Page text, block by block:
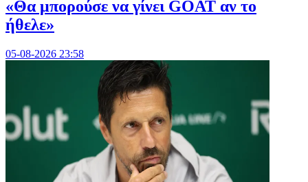
«Θα μπορούσε να γίνει GOAT αν το
ήθελε»
05-08-2026 23:58